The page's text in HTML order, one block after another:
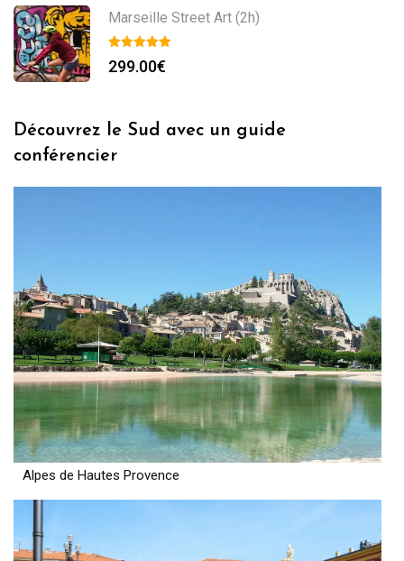
Marseille Street Art (2h)
299.00€
Découvrez le Sud avec un guide
conférencier
Alpes de Hautes Provence